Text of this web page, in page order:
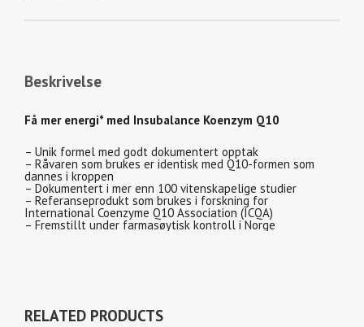
Beskrivelse
Få mer energi* med Insubalance Koenzym Q10
– Unik formel med godt dokumentert opptak
– Råvaren som brukes er identisk med Q10-formen som
dannes i kroppen
– Dokumentert i mer enn 100 vitenskapelige studier
– Referanseprodukt som brukes i forskning for
International Coenzyme Q10 Association (ICQA)
– Fremstillt under farmasøytisk kontroll i Norge
RELATED PRODUCTS